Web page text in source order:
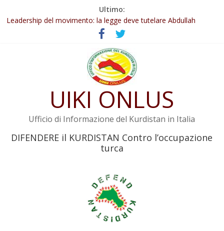
Ultimo:
Leadership del movimento: la legge deve tutelare Abdullah
Commissione donne del KNK: Şengal è di nuovo sotto minaccia
Non tenere conto della situazione di Rêber Apo ostacolerebbe
Il KNK chiede un’azione internazionale contro i crimini di guerra
Abdullah Öcalan: Le legge negativa deve essere trasformata in
UIKI ONLUS
Ufficio di Informazione del Kurdistan in Italia
DIFENDERE il KURDISTAN Contro l’occupazione
turca